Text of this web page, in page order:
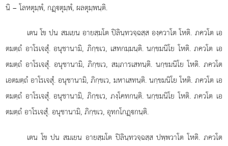
นิ – โลหตุมฺพํ, กฏฺตุมฺพํ, ผลตุมฺพนฺติ.
เตน โข ปน สมเยน อายสฺมโต ปิลินฺทวจฺฉสฺส องฺควาโต โหติ. ภควโต เอ
ตมตฺถํ อาโรเจสุํ. อนุชานามิ, ภิกฺขเว, เสทกมฺมนฺติ. นกฺขมนิโย โหติ. ภควโต เอ
ตมตฺถํ อาโรเจสุํ. อนุชานามิ, ภิกฺขเว, สมฺภารเสทนฺติ. นกฺขมนิโย โหติ. ภควโต
เอตมตฺถํ อาโรเจสุํ. อนุชานามิ, ภิกฺขเว, มหาเสทนฺติ. นกฺขมนิโย โหติ. ภควโต เอ
ตมตฺถํ อาโรเจสุํ. อนุชานามิ, ภิกฺขเว, ภงฺโคทกนฺติ. นกฺขมนิโย โหติ. ภควโต เอ
ตมตฺถํ อาโรเจสุํ. อนุชานามิ, ภิกฺขเว, อุทกโกฏฺกนฺติ.
เตนโข ปน สมเยน อายสฺมโต ปิลินฺทวจฺฉสฺส ปพฺพวาโต โหติ. ภควโต